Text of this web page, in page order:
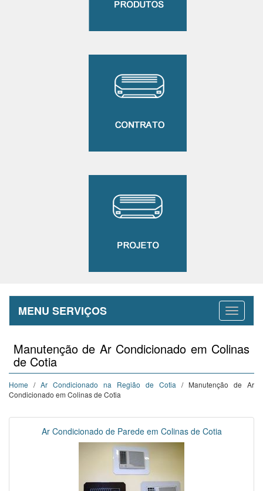
MENU SERVIÇOS
Manutenção de Ar Condicionado em Colinas
de Cotia
Home / Ar Condicionado na Região de Cotia / Manutenção de Ar
Condicionado em Colinas de Cotia
Ar Condicionado de Parede em Colinas de Cotia